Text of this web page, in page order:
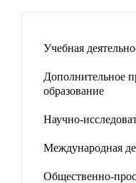
Учебная
Дополнительное
образование
Научно-
Международная
Общественно-